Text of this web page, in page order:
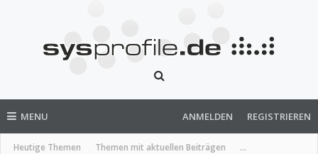
MENU
Heutige Themen Themen mit aktuellen Beiträgen ...
ANMELDEN REGISTRIEREN